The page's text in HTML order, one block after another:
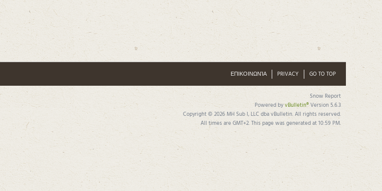
ΕΠΙΚΟΙΝΩΝΊΑ PRIVACY GO TO TOP
Snow Report
Powered byvBulletin®Version 5.6.3
Copyright © 2026 MH Sub I, LLC dba vBulletin. All rights reserved.
All times are GMT+2. This page was generated at 10:59 PM.